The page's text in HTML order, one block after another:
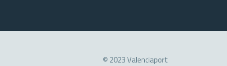
© 2023 Valenciaport